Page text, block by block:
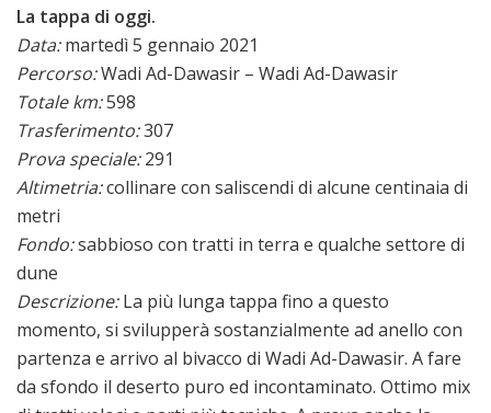
La tappa di oggi.
Data:martedì 5 gennaio 2021
Percorso:Wadi Ad-Dawasir – Wadi Ad-Dawasir
Totale km:598
Trasferimento:307
Prova speciale:291
Altimetria:collinare con saliscendi di alcune centinaia di
metri
Fondo:sabbioso con tratti in terra e qualche settore di
dune
Descrizione:La più lunga tappa fino a questo
momento, si svilupperà sostanzialmente ad anello con
partenza e arrivo al bivacco di Wadi Ad-Dawasir. A fare
da sfondo il deserto puro ed incontaminato. Ottimo mix